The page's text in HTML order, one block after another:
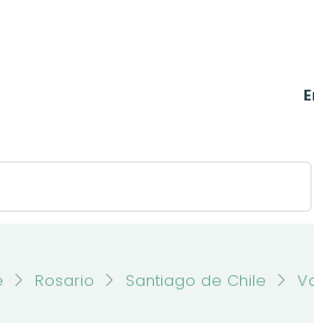
Rosario Santiago de Chile